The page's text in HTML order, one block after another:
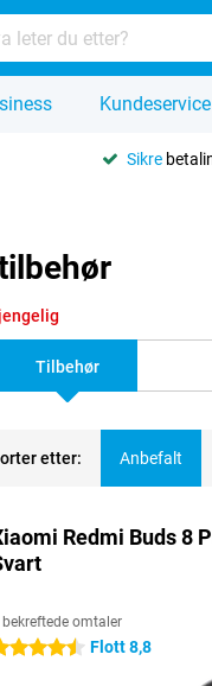
Kundeservice
Sikre
Tilbehør
etter: Anbefalt
Redmi Buds 8
bekreftede omtaler
stjerner Flott 8,8